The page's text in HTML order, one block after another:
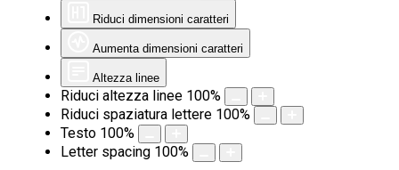
Riduci dimensioni caratteri
Aumenta dimensioni caratteri
Altezza linee
Riduci altezza linee 100%
Riduci spaziatura lettere 100%
Testo 100%
Letter spacing 100%